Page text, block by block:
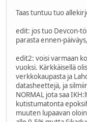
Taas tuntuu tuo
edit: jos tuo Devcon-
parasta ennen-
edit2: voisi varmaan
vuoksi. Kärkkäisellä
verkkokaupasta ja
datasheettejä, ja
NORMAL jota saa
kutistumatonta
muuten lupaavan